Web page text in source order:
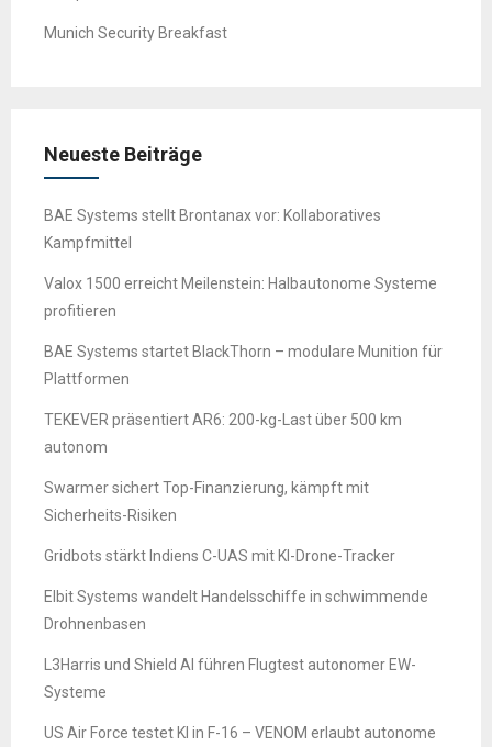
Munich Security Breakfast
Neueste Beiträge
BAE Systems stellt Brontanax vor: Kollaboratives
Kampfmittel
Valox 1500 erreicht Meilenstein: Halbautonome Systeme
profitieren
BAE Systems startet BlackThorn – modulare Munition für
Plattformen
TEKEVER präsentiert AR6: 200-kg-Last über 500 km
autonom
Swarmer sichert Top-Finanzierung, kämpft mit
Sicherheits-Risiken
Gridbots stärkt Indiens C-UAS mit KI-Drone-Tracker
Elbit Systems wandelt Handelsschiffe in schwimmende
Drohnenbasen
L3Harris und Shield AI führen Flugtest autonomer EW-
Systeme
US Air Force testet KI in F-16 – VENOM erlaubt autonome